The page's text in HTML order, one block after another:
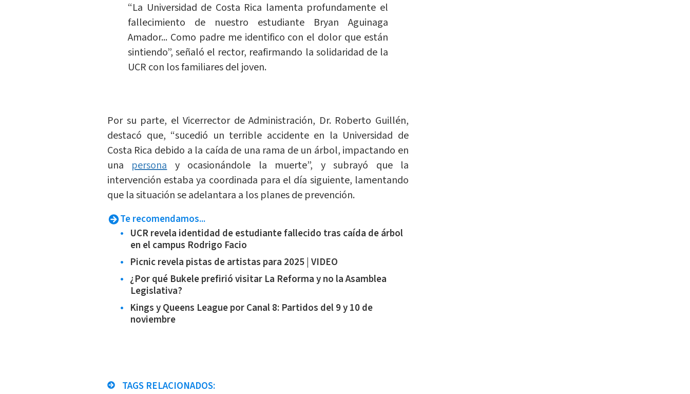
“La Universidad de Costa Rica lamenta profundamente el
fallecimiento de nuestro estudiante Bryan Aguinaga
Amador... Como padre me identifico con el dolor que están
sintiendo”, señaló el rector, reafirmando la solidaridad de la
UCR con los familiares del joven.
Por su parte, el Vicerrector de Administración, Dr. Roberto Guillén,
destacó que, “sucedió un terrible accidente en la Universidad de
Costa Rica debido a la caída de una rama de un árbol, impactando en
una personay ocasionándole la muerte”, y subrayó que la
intervención estaba ya coordinada para el día siguiente, lamentando
que la situación se adelantara a los planes de prevención.
Te recomendamos...
UCR revela identidad de estudiante fallecido tras caída de árbol
en el campus Rodrigo Facio
Picnic revela pistas de artistas para 2025 | VIDEO
¿Por qué Bukele prefirió visitar La Reforma y no la Asamblea
Legislativa?
Kings y Queens League por Canal 8: Partidos del 9 y 10 de
noviembre
TAGS RELACIONADOS: